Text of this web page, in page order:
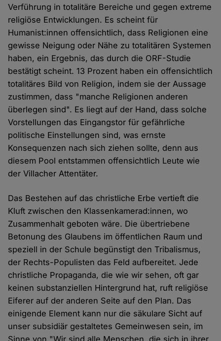
Verführung in totalitäre Bereiche und gegen extreme
religiöse Entwicklungen. Es scheint für
Humanist:innen offensichtlich, dass Religionen eine
gewisse Neigung oder Nähe zu totalitären Systemen
haben, ein Ergebnis, das durch die ORF-Studie
bestätigt scheint. 13 Prozent haben ein offensichtlich
totalitäres Bild von Religion, indem sie der Aussage
zustimmen, dass "manche Religionen anderen
überlegen sind". Es liegt auf der Hand, dass solche
Vorstellungen das Eingangstor für gefährliche
politische Einstellungen sind, was ernste
Konsequenzen nach sich ziehen sollte, denn aus
diesem Pool entstammen offensichtlich Leute wie
der Villacher Attentäter.
Das Bestehen auf das christliche Erbe vertieft die
Kluft zwischen den Klassenkamerad:innen, wo
Zusammenhalt geboten wäre. Die übertriebene
Betonung des Glaubens im öffentlichen Raum und
speziell in der Schule begünstigt den Tribalismus,
der Rechts-Populisten das Feld aufbereitet. Jede
christliche Propaganda, die wie wir sehen, oft gar
keinen substanziellen Hintergrund hat, ruft religiöse
Eiferer auf der anderen Seite auf den Plan. Das
einigende Element kann nur die säkulare Sicht auf
unser subsidiär gestaltetes Gemeinwesen sein, im